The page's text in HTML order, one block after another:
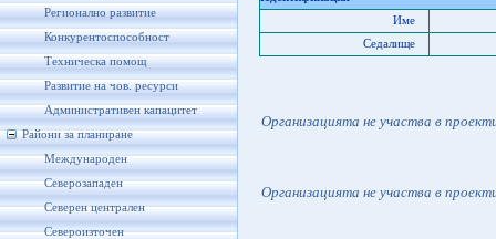
Регионално развитие
Конкурентоспособност
Техническа помощ
Развитие на чов. ресурси
Административен капацитет
Райони за планиране
Международен
Северозападен
Северен централен
Североизточен
Име
Седалище
Организацията не участва в
Организацията не участва в